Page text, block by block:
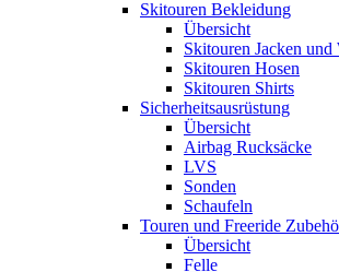
Skitouren Bekleidung
Übersicht
Skitouren Jacken und
Skitouren Hosen
Skitouren Shirts
Sicherheitsausrüstung
Übersicht
Airbag Rucksäcke
LVS
Sonden
Schaufeln
Touren und Freeride
Übersicht
Felle